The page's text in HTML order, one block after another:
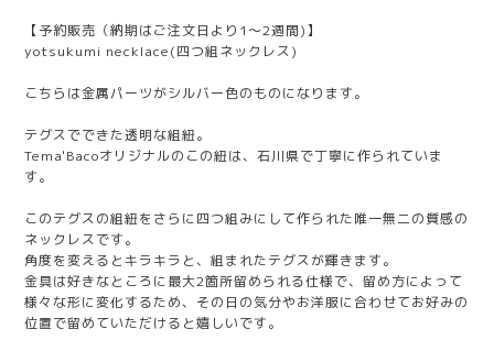
【予約販売（納期はご注文日より1～2週間)】
yotsukumi necklace(四つ組ネックレス)
こちらは金属パーツがシルバー色のものになります。
テグスでできた透明な組紐。
Tema'Bacoオリジナルのこの紐は、石川県で丁寧に作られていま
す。
このテグスの組紐をさらに四つ組みにして作られた唯一無二の質感の
ネックレスです。
角度を変えるとキラキラと、組まれたテグスが輝きます。
金具は好きなところに最大2箇所留められる仕様で、留め方によって
様々な形に変化するため、その日の気分やお洋服に合わせてお好みの
位置で留めていただけると嬉しいです。